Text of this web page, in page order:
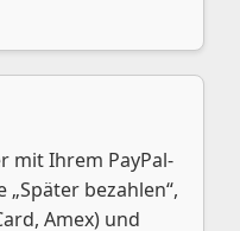
mit Ihrem PayPal-
bezahlen“,
Amex) und